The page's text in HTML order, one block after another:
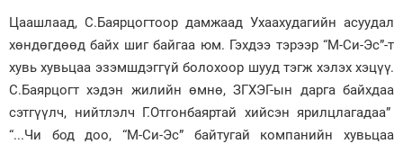
Цаашлаад, С.Баярцогтоор дамжаад Ухаахудагийн асуудал
хөндөгдөөд байх шиг байгаа юм. Гэхдээ тэрээр “М-Си-Эс”-т
хувь хувьцаа эзэмшдэггүй болохоор шууд тэгж хэлэх хэцүү.
С.Баярцогт хэдэн жилийн өмнө, ЗГХЭГ-ын дарга байхдаа
сэтгүүлч, нийтлэлч Г.Отгонбаяртай хийсэн ярилцлагадаа”
“...Чи бод доо, “М-Си-Эс” байтугай компанийн хувьцаа